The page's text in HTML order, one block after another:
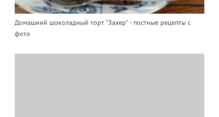
Домашний шоколадный торт "Захер" - постные рецепты с
фото